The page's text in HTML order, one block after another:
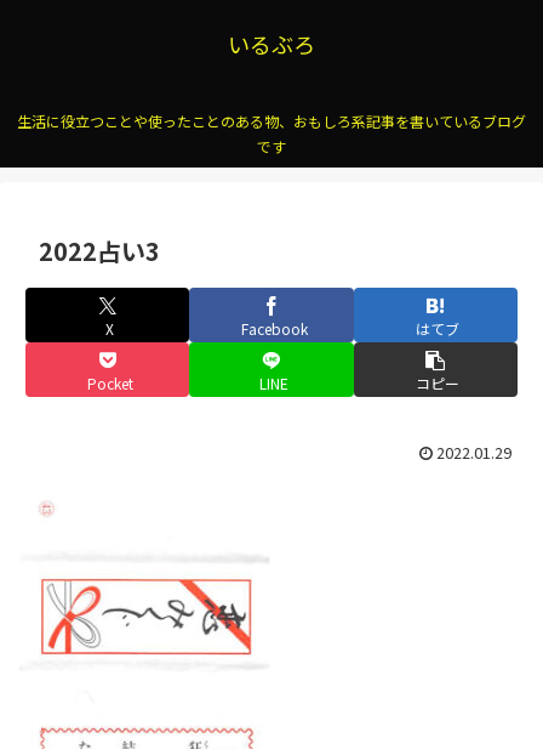
いるぶろ
生活に役立つことや使ったことのある物、おもしろ系記事を書いているブログ
です
2022占い3
X Facebook はてブ
Pocket LINE コピー
2022.01.29